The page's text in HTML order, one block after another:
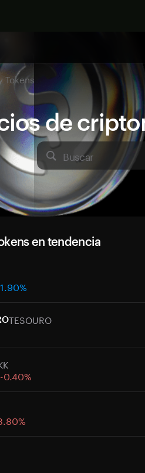
de
Buscar
Tokens
en tendencia
1.90%
TESOURO
-0.40%